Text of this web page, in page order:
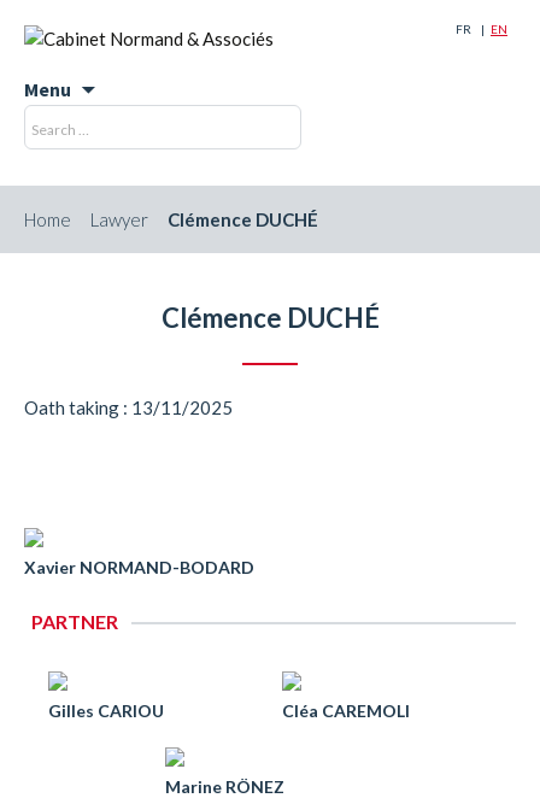
FR EN
Menu
Skip
to
Search
for:
Home Lawyer Clémence DUCHÉ
Clémence DUCHÉ
Oath taking : 13/11/2025
Xavier NORMAND-BODARD
PARTNER
Gilles CARIOU Cléa CAREMOLI
Marine RÖNEZ